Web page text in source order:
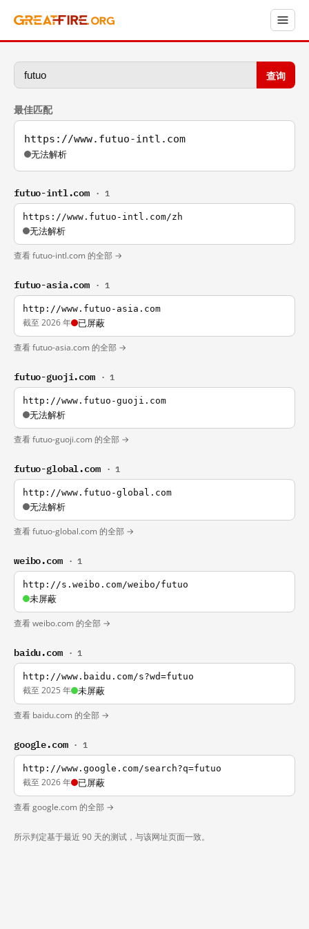
查询
最佳匹配
https://www.futuo-intl.com
无法解析
futuo-intl.com · 1
https://www.futuo-intl.com/zh
无法解析
查看 futuo-intl.com 的全部 →
futuo-asia.com · 1
http://www.futuo-asia.com
截至 2026 年 已屏蔽
查看 futuo-asia.com 的全部 →
futuo-guoji.com · 1
http://www.futuo-guoji.com
无法解析
查看 futuo-guoji.com 的全部 →
futuo-global.com · 1
http://www.futuo-global.com
无法解析
查看 futuo-global.com 的全部 →
weibo.com · 1
http://s.weibo.com/weibo/futuo
未屏蔽
查看 weibo.com 的全部 →
baidu.com · 1
http://www.baidu.com/s?wd=futuo
截至 2025 年 未屏蔽
查看 baidu.com 的全部 →
google.com · 1
http://www.google.com/search?q=futuo
截至 2026 年 已屏蔽
查看 google.com 的全部 →
所示判定基于最近 90 天的测试，与该网址页面一致。